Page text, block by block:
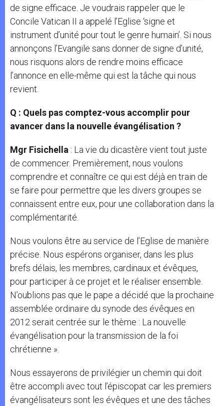
de signe efficace. Je voudrais rappeler que le
Concile Vatican II a appelé l’Eglise ‘signe et
instrument d’unité pour tout le genre humain’. Si nous
annonçons l’Evangile sans donner de signe d’unité,
nous risquons alors de rendre moins efficace
l’annonce en elle-même qui est la tâche qui nous
revient.
Q : Quels pas comptez-vous accomplir pour
avancer dans la nouvelle évangélisation ?
Mgr Fisichella : La vie du dicastère vient tout juste
de commencer. Premièrement, nous voulons
comprendre et connaître ce qui est déjà en train de
se faire pour permettre que les divers groupes se
connaissent entre eux, pour une collaboration dans la
complémentarité.
Nous voulons être au service de l’Eglise de manière
précise. Nous espérons organiser, dans les plus
brefs délais, les membres, cardinaux et évêques,
pour participer à ce projet et le réaliser ensemble.
N’oublions pas que le pape a décidé que la prochaine
assemblée ordinaire du synode des évêques en
2012 serait centrée sur le thème : La nouvelle
évangélisation pour la transmission de la foi
chrétienne ».
Nous essayerons de privilégier un chemin qui doit
être accompli avec tout l’épiscopat car les premiers
évangélisateurs sont les évêques et une des tâches